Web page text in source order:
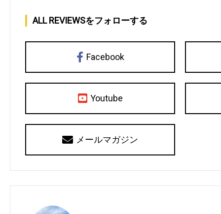
ALL REVIEWSをフォローする
Facebook
Youtube
メールマガジン